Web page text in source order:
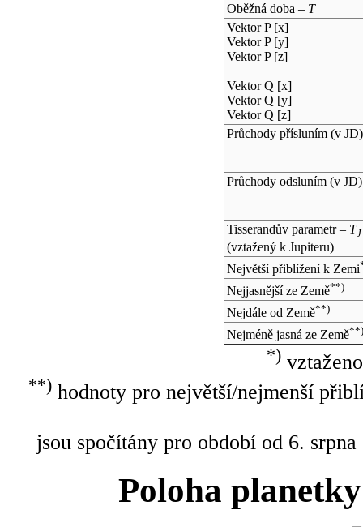
Oběžná doba – T
Vektor P [x]
Vektor P [y]
Vektor P [z]
Vektor Q [x]
Vektor Q [y]
Vektor Q [z]
Průchody přísluním (v JD)
Průchody odsluním (v JD)
Tisserandův parametr – TJ
(vztažený k Jupiteru)
Největší přiblížení k Zemi
Nejjasnější ze Země**)
Nejdále od Země**)
Nejméně jasná ze Země**)
*)
**)hodnoty pro největší/nejmenší
jsou spočítány pro období od 6.
Poloha